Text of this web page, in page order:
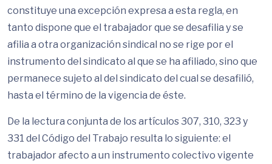
constituye una excepción expresa a esta regla, en
tanto dispone que el trabajador que se desafilia y se
afilia a otra organización sindical no se rige por el
instrumento del sindicato al que se ha afiliado, sino que
permanece sujeto al del sindicato del cual se desafilió,
hasta el término de la vigencia de éste.
De la lectura conjunta de los artículos 307, 310, 323 y
331 del Código del Trabajo resulta lo siguiente: el
trabajador afecto a un instrumento colectivo vigente